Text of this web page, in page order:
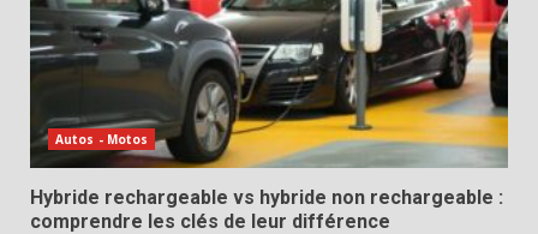
Autos - Motos
Hybride rechargeable vs hybride non rechargeable :
comprendre les clés de leur différence